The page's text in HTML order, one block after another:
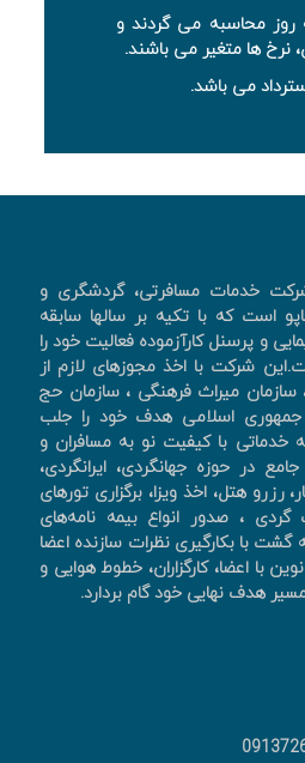
روز محاسبه می گردند و
نرخ ها متغیر می باشند.
می باشد.
خدمات مسافرتی، گردشگری و
است که با تکیه بر سالها سابقه
و پرسنل کارآزموده فعالیت خود را
کرده است.این شرکت با اخذ مجوزهای لازم از
سازمان میراث فرهنگی ، سازمان حج
اسلامی هدف خود را جلب
خدماتی با کیفیت نو به مسافران و
در حوزه جهانگردی، ايرانگردی،
رزرو هتل، اخذ ويزا، برگزاری تورهای
، صدور انواع بیمه نامه‌های
گشت با بکارگیری نظرات سازنده اعضا
با اعضا، کارگزاران، خطوط هوایی و
هدف نهایی خود گام بردارد.